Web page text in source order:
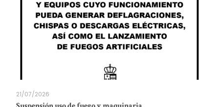
21/07/2026